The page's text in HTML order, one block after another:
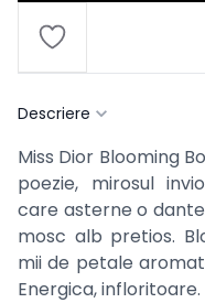
Descriere
Miss Dior Blooming
poezie, mirosul
care asterne o
mosc alb pretios.
mii de petale
Energica, infloritoare.